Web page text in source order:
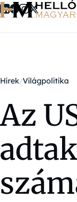
Ugrás a tartalomra
Hírek Világpolitika
Az